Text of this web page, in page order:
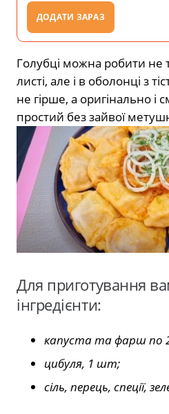
ДОДАТИ ЗАРАЗ
Голубці можна робити не
листі, але і в оболонці з
не гірше, а оригінально і
простий без зайвої
Для приготування
інгредієнти:
капуста та фарш по
цибуля, 1 шт;
сіль, перець, спеції,